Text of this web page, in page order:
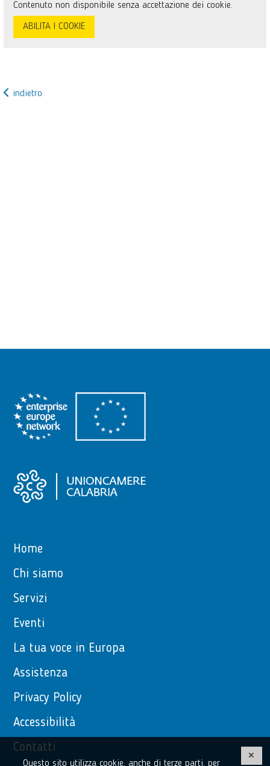
Contenuto non disponibile senza accettazione dei cookie.
ABILITA I COOKIE
indietro
Home
Chi siamo
Servizi
Eventi
La tua voce in Europa
Assistenza
Privacy Policy
Accessibilità
Contatti
Questo sito utilizza cookie, anche di terze parti, per